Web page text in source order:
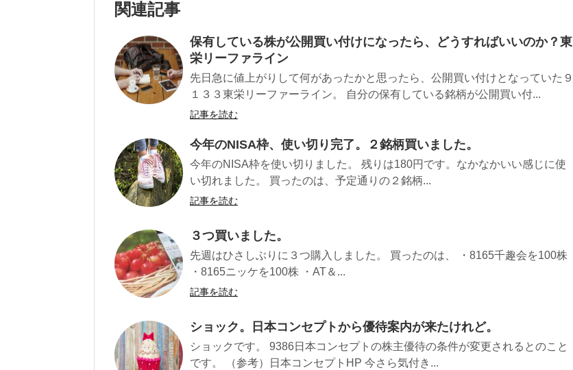
関連記事
保有している株が公開買い付けになったら、どうすればいいのか？東
栄リーファライン
先日急に値上がりして何があったかと思ったら、公開買い付けとなっていた９
１３３東栄リーファーライン。 自分の保有している銘柄が公開買い付...
記事を読む
今年のNISA枠、使い切り完了。２銘柄買いました。
今年のNISA枠を使い切りました。 残りは180円です。なかなかいい感じに使
い切れました。 買ったのは、予定通りの２銘柄...
記事を読む
３つ買いました。
先週はひさしぶりに３つ購入しました。 買ったのは、 ・8165千趣会を100株
・8165ニッケを100株 ・AT＆...
記事を読む
ショック。日本コンセプトから優待案内が来たけれど。
ショックです。 9386日本コンセプトの株主優待の条件が変更されるとのこと
です。 （参考）日本コンセプトHP 今さら気付き...